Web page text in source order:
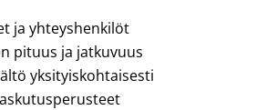
ja yhteyshenkilöt
pituus ja jatkuvuus
yksityiskohtaisesti